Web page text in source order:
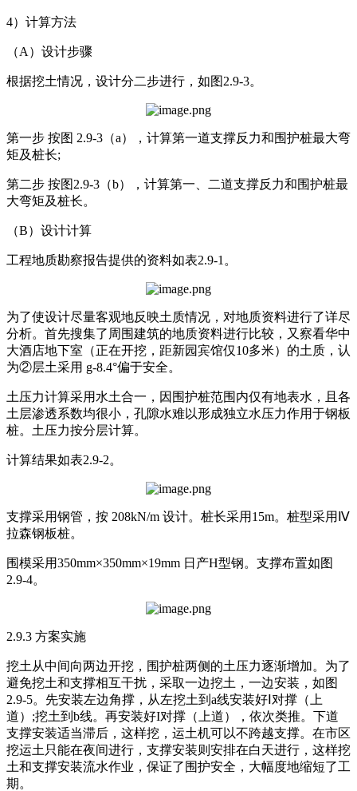
4）计算方法
（A）设计步骤
根据挖土情况，设计分二步进行，如图2.9-3。
第一步 按图 2.9-3（a），计算第一道支撑反力和围护桩最大弯
矩及桩长;
第二步 按图2.9-3（b），计算第一、二道支撑反力和围护桩最
大弯矩及桩长。
（B）设计计算
工程地质勘察报告提供的资料如表2.9-1。
为了使设计尽量客观地反映土质情况，对地质资料进行了详尽
分析。首先搜集了周围建筑的地质资料进行比较，又察看华中
大酒店地下室（正在开挖，距新园宾馆仅10多米）的土质，认
为②层土采用 g-8.4°偏于安全。
土压力计算采用水土合一，因围护桩范围内仅有地表水，且各
土层渗透系数均很小，孔隙水难以形成独立水压力作用于钢板
桩。土压力按分层计算。
计算结果如表2.9-2。
支撑采用钢管，按 208kN/m 设计。桩长采用15m。桩型采用Ⅳ
拉森钢板桩。
围模采用350mm×350mm×19mm 日产H型钢。支撑布置如图
2.9-4。
2.9.3 方案实施
挖土从中间向两边开挖，围护桩两侧的土压力逐渐增加。为了
避免挖土和支撑相互干扰，采取一边挖土，一边安装，如图
2.9-5。先安装左边角撑，从左挖土到a线安装好Ⅰ对撑（上
道）;挖土到b线。再安装好I对撑（上道），依次类推。下道
支撑安装适当滞后，这样挖，运土机可以不跨越支撑。在市区
挖运土只能在夜间进行，支撑安装则安排在白天进行，这样挖
土和支撑安装流水作业，保证了围护安全，大幅度地缩短了工
期。